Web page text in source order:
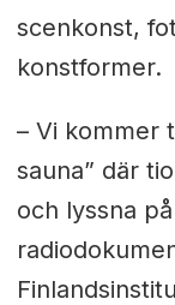
scenkonst,
konstformer.
– Vi kommer
sauna” där
och lyssna